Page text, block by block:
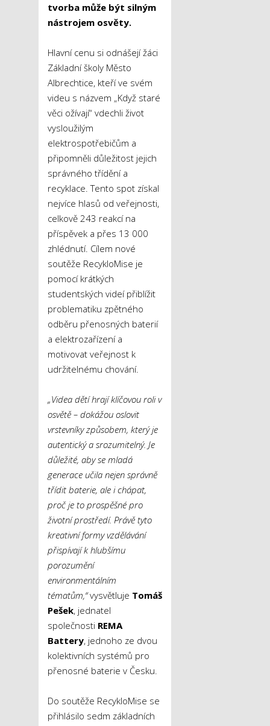
tvorba může být silným
nástrojem osvěty.
Hlavní cenu si odnášejí žáci
Základní školy Město
Albrechtice, kteří ve svém
videu s názvem „Když staré
věci ožívají“ vdechli život
vysloužilým
elektrospotřebičům a
připomněli důležitost jejich
správného třídění a
recyklace. Tento spot získal
nejvíce hlasů od veřejnosti,
celkově 243 reakcí na
příspěvek a přes 13 000
zhlédnutí. Cílem nové
soutěže RecykloMise je
pomocí krátkých
studentských videí přiblížit
problematiku zpětného
odběru přenosných baterií
a elektrozařízení a
motivovat veřejnost k
udržitelnému chování.
„Videa dětí hrají klíčovou roli v
osvětě – dokážou oslovit
vrstevníky způsobem, který je
autentický a srozumitelný. Je
důležité, aby se mladá
generace učila nejen správně
třídit baterie, ale i chápat,
proč je to prospěšné pro
životní prostředí. Právě tyto
kreativní formy vzdělávání
přispívají k hlubšímu
porozumění
environmentálním
tématům,“vysvětluje Tomáš
Pešek, jednatel
společnosti REMA
Battery, jednoho ze dvou
kolektivních systémů pro
přenosné baterie v Česku.
Do soutěže RecykloMise se
přihlásilo sedm základních